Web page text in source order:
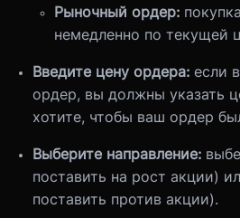
Рыночный ордер:
немедленно по текущей
Введите цену ордера: если
ордер, вы должны указать
хотите, чтобы ваш ордер
Выберите направление:
поставить на рост акции)
поставить против акции).